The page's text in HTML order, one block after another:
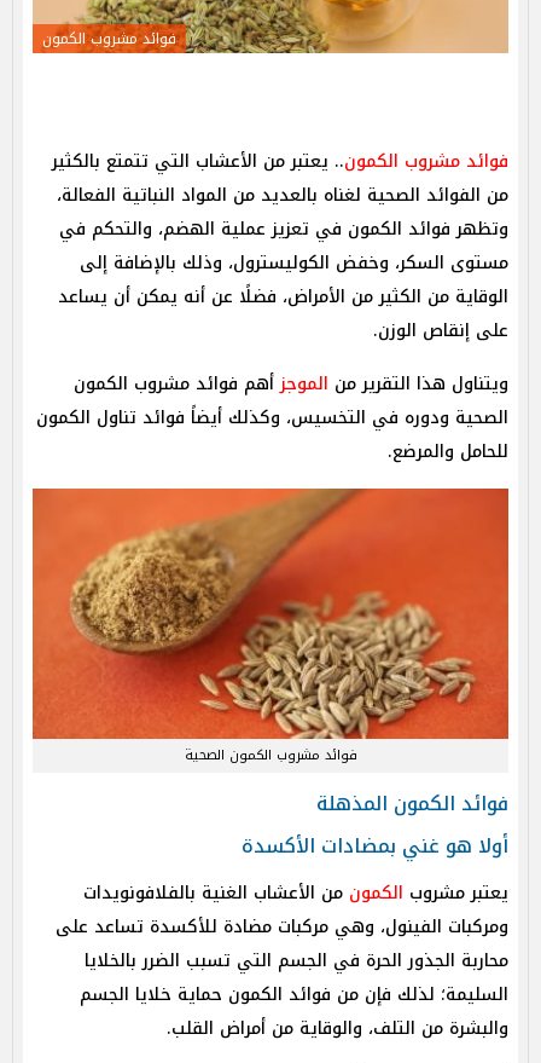
فوائد مشروب الكمون
فوائد مشروب الكمون.. يعتبر من الأعشاب التي تتمتع بالكثير
من الفوائد الصحية لغناه بالعديد من المواد النباتية الفعالة،
وتظهر فوائد الكمون في تعزيز عملية الهضم، والتحكم في
مستوى السكر، وخفض الكوليسترول، وذلك بالإضافة إلى
الوقاية من الكثير من الأمراض، فضلًا عن أنه يمكن أن يساعد
على إنقاص الوزن.
ويتناول هذا التقرير من الموجزأهم فوائد مشروب الكمون
الصحية ودوره في التخسيس، وكذلك أيضاً فوائد تناول الكمون
للحامل والمرضع.
فوائد مشروب الكمون الصحية
فوائد الكمون المذهلة
أولا هو غني بمضادات الأكسدة
يعتبر مشروب الكمون من الأعشاب الغنية بالفلافونويدات
ومركبات الفينول، وهي مركبات مضادة للأكسدة تساعد على
محاربة الجذور الحرة في الجسم التي تسبب الضرر بالخلايا
السليمة؛ لذلك فإن من فوائد الكمون حماية خلايا الجسم
والبشرة من التلف، والوقاية من أمراض القلب.